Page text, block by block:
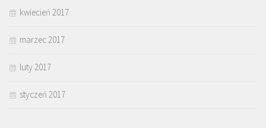
kwiecień 2017
marzec 2017
luty 2017
styczeń 2017